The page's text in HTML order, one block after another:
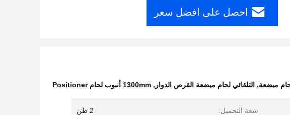
احصل على افضل سعر
, التلقائي لحام ميضعة القرص الدوار , 1300mm أنبوب لحام Positioner
سعة التحميل: 2 طن